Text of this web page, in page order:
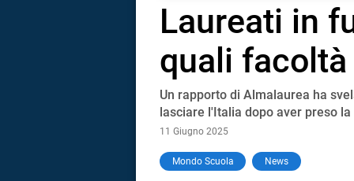
Laureati in
quali
Un rapporto di Almalaurea ha
lasciare l'Italia dopo aver preso
11 Giugno 2025
Mondo Scuola News